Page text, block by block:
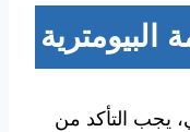
البيومترية
يجب التأكد من